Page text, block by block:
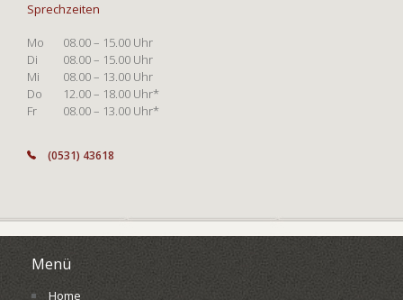
Sprechzeiten
Mo
08.00 – 15.00 Uhr
Di
08.00 – 15.00 Uhr
Mi
08.00 – 13.00 Uhr
Do
12.00 – 18.00 Uhr*
Fr
08.00 – 13.00 Uhr*
(0531) 43618
Menü
Home